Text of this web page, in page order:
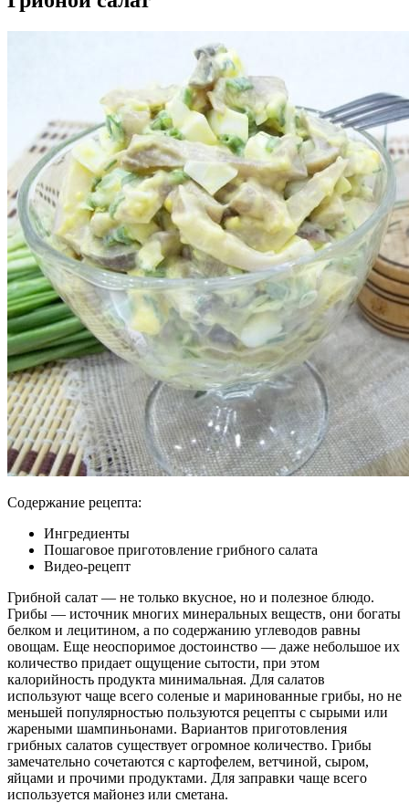
Содержание рецепта:
Ингредиенты
Пошаговое приготовление грибного салата
Видео-рецепт
Грибной салат — не только вкусное, но и полезное блюдо.
Грибы — источник многих минеральных веществ, они богаты
белком и лецитином, а по содержанию углеводов равны
овощам. Еще неоспоримое достоинство — даже небольшое их
количество придает ощущение сытости, при этом
калорийность продукта минимальная. Для салатов
используют чаще всего соленые и маринованные грибы, но не
меньшей популярностью пользуются рецепты с сырыми или
жареными шампиньонами. Вариантов приготовления
грибных салатов существует огромное количество. Грибы
замечательно сочетаются с картофелем, ветчиной, сыром,
яйцами и прочими продуктами. Для заправки чаще всего
используется майонез или сметана.